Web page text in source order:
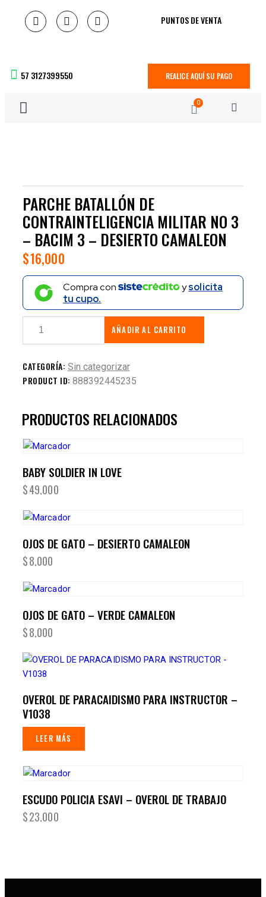
PUNTOS DE VENTA
57 3127399550 REALICE AQUÍ SU PAGO
0
PARCHE BATALLÓN DE
CONTRAINTELIGENCIA MILITAR NO 3
– BACIM 3 – DESIERTO CAMALEON
$16,000
Compra con ysolicita
tu cupo.
AÑADIR AL CARRITO
CATEGORÍA: Sin categorizar
PRODUCT ID: 888392445235
PRODUCTOS RELACIONADOS
BABY SOLDIER IN LOVE
$49,000
OJOS DE GATO – DESIERTO CAMALEON
$8,000
OJOS DE GATO – VERDE CAMALEON
$8,000
OVEROL DE PARACAIDISMO PARA INSTRUCTOR –
V1038
LEER MÁS
ESCUDO POLICIA ESAVI – OVEROL DE TRABAJO
$23,000